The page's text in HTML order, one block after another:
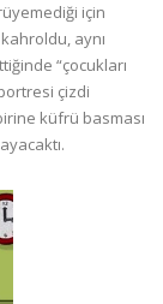
için
aynı
“çocukları
çizdi
küfrü basması